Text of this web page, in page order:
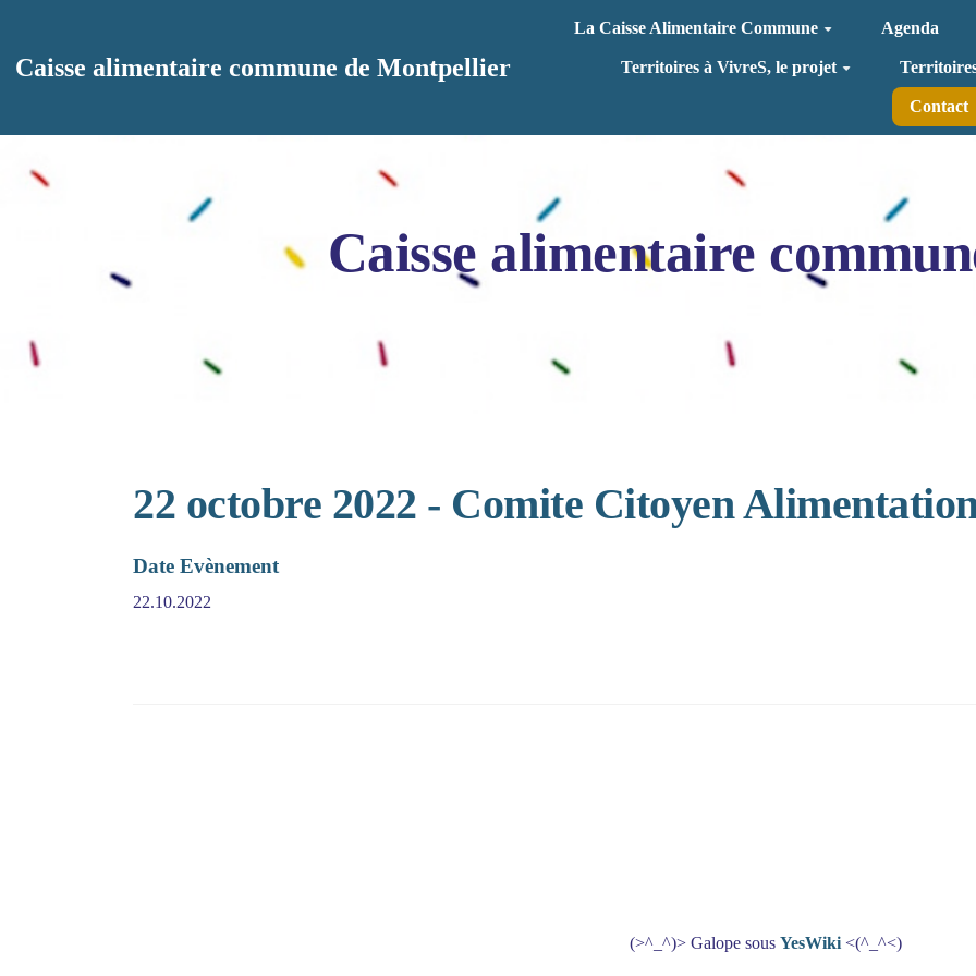
Caisse alimentaire commune de Montpellier
La Caisse Alimentaire Commune Agenda
Territoires à VivreS, le projet
Contact
Caisse alimentaire
22 octobre 2022 - Comite Citoyen
Date Evènement
22.10.2022
(>^_^)> Galope sous YesWiki <(^_^<)